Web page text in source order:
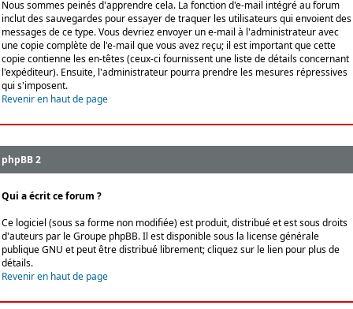
Nous sommes peinés d'apprendre cela. La fonction d'e-mail intégré au forum
inclut des sauvegardes pour essayer de traquer les utilisateurs qui envoient des
messages de ce type. Vous devriez envoyer un e-mail à l'administrateur avec
une copie complète de l'e-mail que vous avez reçu; il est important que cette
copie contienne les en-têtes (ceux-ci fournissent une liste de détails concernant
l'expéditeur). Ensuite, l'administrateur pourra prendre les mesures répressives
qui s'imposent.
Revenir en haut de page
phpBB 2
Qui a écrit ce forum ?
Ce logiciel (sous sa forme non modifiée) est produit, distribué et est sous droits
d'auteurs par leGroupe phpBB. Il est disponible sous la license générale
publique GNU et peut être distribué librement; cliquez sur le lien pour plus de
détails.
Revenir en haut de page